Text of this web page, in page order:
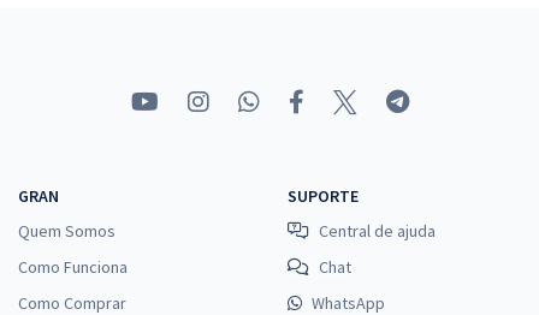
Oficial de Justiça Avaliador Federal
Comprar
GRAN
Quem Somos
Como Funciona
Como Comprar
SUPORTE
Central de ajuda
Chat
WhatsApp